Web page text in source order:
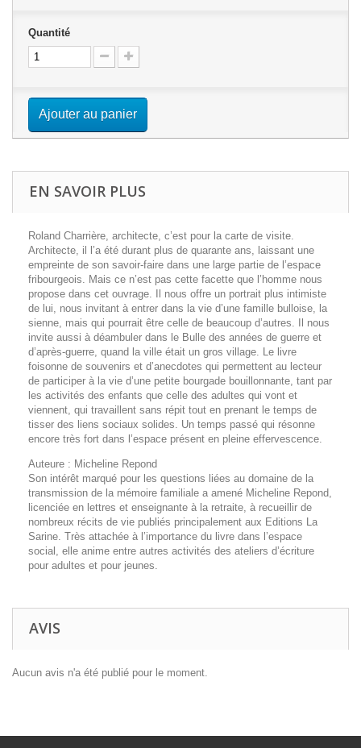
Quantité
Ajouter au panier
EN SAVOIR PLUS
Roland Charrière, architecte, c’est pour la carte de visite.
Architecte, il l’a été durant plus de quarante ans, laissant une
empreinte de son savoir-faire dans une large partie de l’espace
fribourgeois. Mais ce n’est pas cette facette que l’homme nous
propose dans cet ouvrage. Il nous offre un portrait plus intimiste
de lui, nous invitant à entrer dans la vie d’une famille bulloise, la
sienne, mais qui pourrait être celle de beaucoup d’autres. Il nous
invite aussi à déambuler dans le Bulle des années de guerre et
d’après-guerre, quand la ville était un gros village. Le livre
foisonne de souvenirs et d’anecdotes qui permettent au lecteur
de participer à la vie d’une petite bourgade bouillonnante, tant par
les activités des enfants que celle des adultes qui vont et
viennent, qui travaillent sans répit tout en prenant le temps de
tisser des liens sociaux solides. Un temps passé qui résonne
encore très fort dans l’espace présent en pleine effervescence.
Auteure : Micheline Repond
Son intérêt marqué pour les questions liées au domaine de la
transmission de la mémoire familiale a amené Micheline Repond,
licenciée en lettres et enseignante à la retraite, à recueillir de
nombreux récits de vie publiés principalement aux Editions La
Sarine. Très attachée à l’importance du livre dans l’espace
social, elle anime entre autres activités des ateliers d’écriture
pour adultes et pour jeunes.
AVIS
Aucun avis n'a été publié pour le moment.